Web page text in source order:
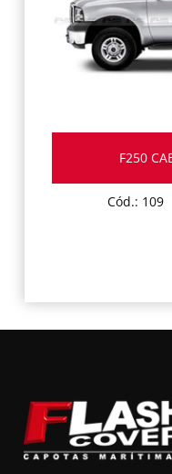
F250
Cód.: 109